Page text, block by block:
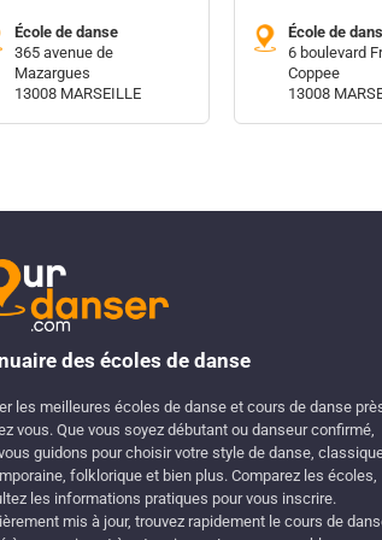
École de danse
365 avenue de
Mazargues
13008 MARSEILLE
École de
6 boulevard
Coppee
13008
des écoles de danse
les meilleures écoles de danse et cours de danse
vous. Que vous soyez débutant ou danseur confirmé,
guidons pour choisir votre style de danse,
folklorique et bien plus. Comparez les écoles,
les informations pratiques pour vous inscrire.
mis à jour, trouvez rapidement le cours de